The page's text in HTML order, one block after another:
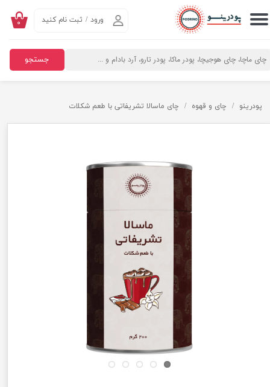
جستجو
ورود / ثبت نام کنید
حساب کاربری من
تغییر گذر واژه
خروج از حساب کاربری
۰
پودرینو چای و قهوه چای ماسالا تشریفاتی با طعم شکلات